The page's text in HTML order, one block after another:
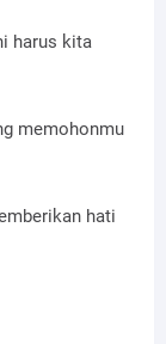
harus kita
memohonmu
hati